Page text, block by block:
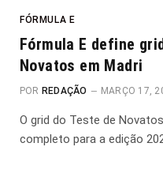
FÓRMULA E
Fórmula E define
Novatos em Madri
POR REDAÇÃO MARÇO 17,
O grid do Teste de
completo para a edição